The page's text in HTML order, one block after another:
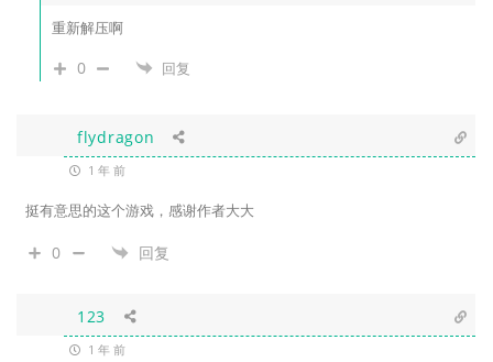
重新解压啊
0 回复
flydragon
1 年 前
挺有意思的这个游戏，感谢作者大大
0 回复
123
1 年 前